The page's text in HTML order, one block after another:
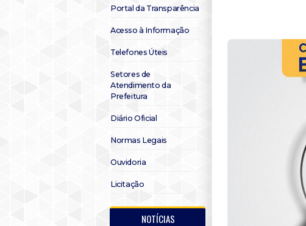
Portal da Transparência
Acesso à Informação
Telefones Úteis
Setores de
Atendimento da
Prefeitura
Diário Oficial
Normas Legais
Ouvidoria
Licitação
NOTÍCIAS